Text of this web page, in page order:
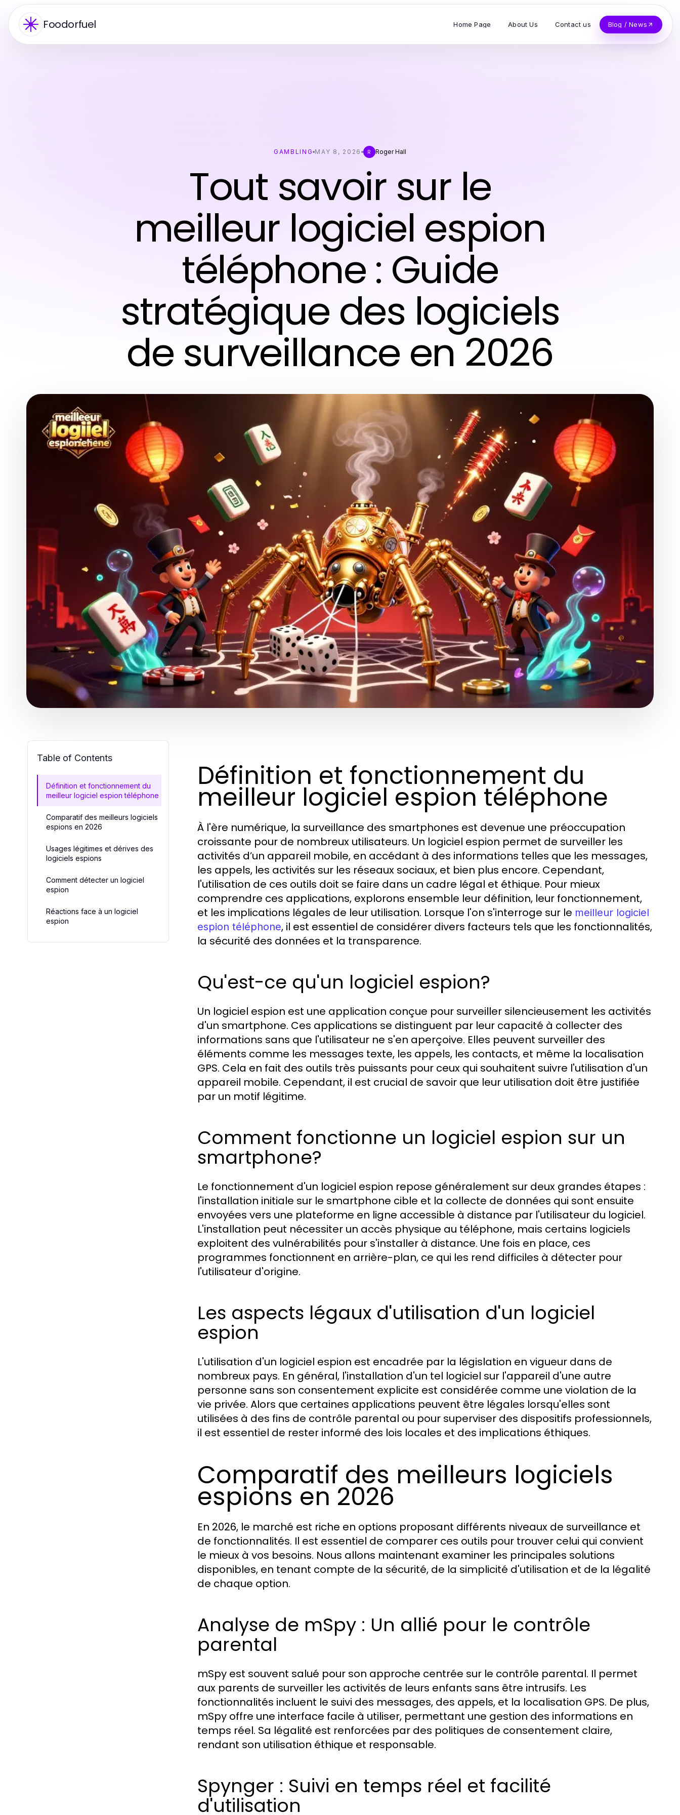
Foodorfuel Home Page About Us Contact us Blog / News
GAMBLING MAY 8, 2026 R Roger Hall
Tout savoir sur le
meilleur logiciel espion
téléphone : Guide
stratégique des logiciels
de surveillance en 2026
Table of Contents
Définition et fonctionnement du
meilleur logiciel espion téléphone
Comparatif des meilleurs logiciels
espions en 2026
Usages légitimes et dérives des
logiciels espions
Comment détecter un logiciel
espion
Réactions face à un logiciel
espion
Définition et fonctionnement du
meilleur logiciel espion téléphone
À l'ère numérique, la surveillance des smartphones est devenue une préoccupation
croissante pour de nombreux utilisateurs. Un logiciel espion permet de surveiller les
activités d’un appareil mobile, en accédant à des informations telles que les messages,
les appels, les activités sur les réseaux sociaux, et bien plus encore. Cependant,
l'utilisation de ces outils doit se faire dans un cadre légal et éthique. Pour mieux
comprendre ces applications, explorons ensemble leur définition, leur fonctionnement,
et les implications légales de leur utilisation. Lorsque l'on s'interroge sur le meilleur logiciel
espion téléphone, il est essentiel de considérer divers facteurs tels que les fonctionnalités,
la sécurité des données et la transparence.
Qu'est-ce qu'un logiciel espion?
Un logiciel espion est une application conçue pour surveiller silencieusement les activités
d'un smartphone. Ces applications se distinguent par leur capacité à collecter des
informations sans que l'utilisateur ne s'en aperçoive. Elles peuvent surveiller des
éléments comme les messages texte, les appels, les contacts, et même la localisation
GPS. Cela en fait des outils très puissants pour ceux qui souhaitent suivre l'utilisation d'un
appareil mobile. Cependant, il est crucial de savoir que leur utilisation doit être justifiée
par un motif légitime.
Comment fonctionne un logiciel espion sur un
smartphone?
Le fonctionnement d'un logiciel espion repose généralement sur deux grandes étapes :
l'installation initiale sur le smartphone cible et la collecte de données qui sont ensuite
envoyées vers une plateforme en ligne accessible à distance par l'utilisateur du logiciel.
L'installation peut nécessiter un accès physique au téléphone, mais certains logiciels
exploitent des vulnérabilités pour s'installer à distance. Une fois en place, ces
programmes fonctionnent en arrière-plan, ce qui les rend difficiles à détecter pour
l'utilisateur d'origine.
Les aspects légaux d'utilisation d'un logiciel
espion
L'utilisation d'un logiciel espion est encadrée par la législation en vigueur dans de
nombreux pays. En général, l'installation d'un tel logiciel sur l'appareil d'une autre
personne sans son consentement explicite est considérée comme une violation de la
vie privée. Alors que certaines applications peuvent être légales lorsqu'elles sont
utilisées à des fins de contrôle parental ou pour superviser des dispositifs professionnels,
il est essentiel de rester informé des lois locales et des implications éthiques.
Comparatif des meilleurs logiciels
espions en 2026
En 2026, le marché est riche en options proposant différents niveaux de surveillance et
de fonctionnalités. Il est essentiel de comparer ces outils pour trouver celui qui convient
le mieux à vos besoins. Nous allons maintenant examiner les principales solutions
disponibles, en tenant compte de la sécurité, de la simplicité d'utilisation et de la légalité
de chaque option.
Analyse de mSpy : Un allié pour le contrôle
parental
mSpy est souvent salué pour son approche centrée sur le contrôle parental. Il permet
aux parents de surveiller les activités de leurs enfants sans être intrusifs. Les
fonctionnalités incluent le suivi des messages, des appels, et la localisation GPS. De plus,
mSpy offre une interface facile à utiliser, permettant une gestion des informations en
temps réel. Sa légalité est renforcées par des politiques de consentement claire,
rendant son utilisation éthique et responsable.
Spynger : Suivi en temps réel et facilité
d'utilisation